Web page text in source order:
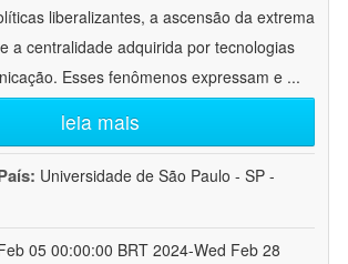
liberalizantes, a ascensão da extrema
a centralidade adquirida por tecnologias
Esses fenômenos expressam e ...
leia mais
Universidade de São Paulo - SP -
05 00:00:00 BRT 2024-Wed Feb 28